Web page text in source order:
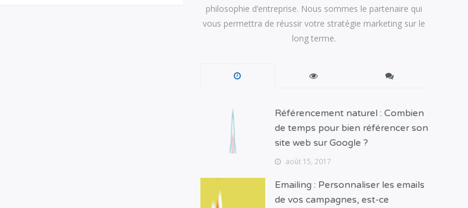
philosophie d’entreprise. Nous sommes le partenaire qui
vous permettra de réussir votre stratégie marketing sur le
long terme.
Référencement naturel : Combien
de temps pour bien référencer son
site web sur Google ?
août 15, 2017
Emailing : Personnaliser les emails
de vos campagnes, est-ce